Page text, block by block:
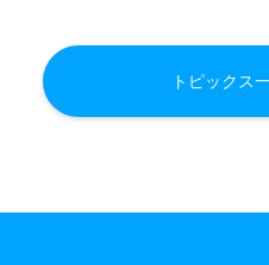
トピックス